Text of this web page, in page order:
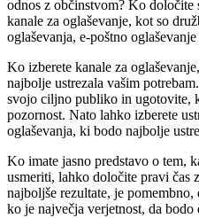
odnos z občinstvom? Ko
kanale za oglaševanje, kot so
oglaševanja, e-poštno
Ko izberete kanale za
najbolje ustrezala vašim
svojo ciljno publiko in ugotovite,
pozornost. Nato lahko izberete
oglaševanja, ki bodo najbolje
Ko imate jasno predstavo o tem,
usmeriti, lahko določite pravi čas
najboljše rezultate, je pomembno,
ko je največja verjetnost, da bodo